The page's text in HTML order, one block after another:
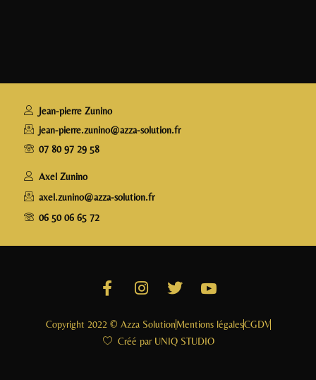
o
o
k
n e
Jean-pierre Zunino
jean-pierre.zunino@azza-solution.fr
07 80 97 29 58
Axel Zunino
axel.zunino@azza-solution.fr
06 50 06 65 72
Copyright 2022 © Azza SolutionMentions légalesCGDV
Créé par UNIQ STUDIO